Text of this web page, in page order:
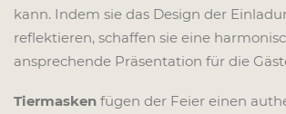
kann. Indem sie das Design der
reflektieren, schaffen sie eine
ansprechende Präsentation für die
Tiermasken fügen der Feier einen